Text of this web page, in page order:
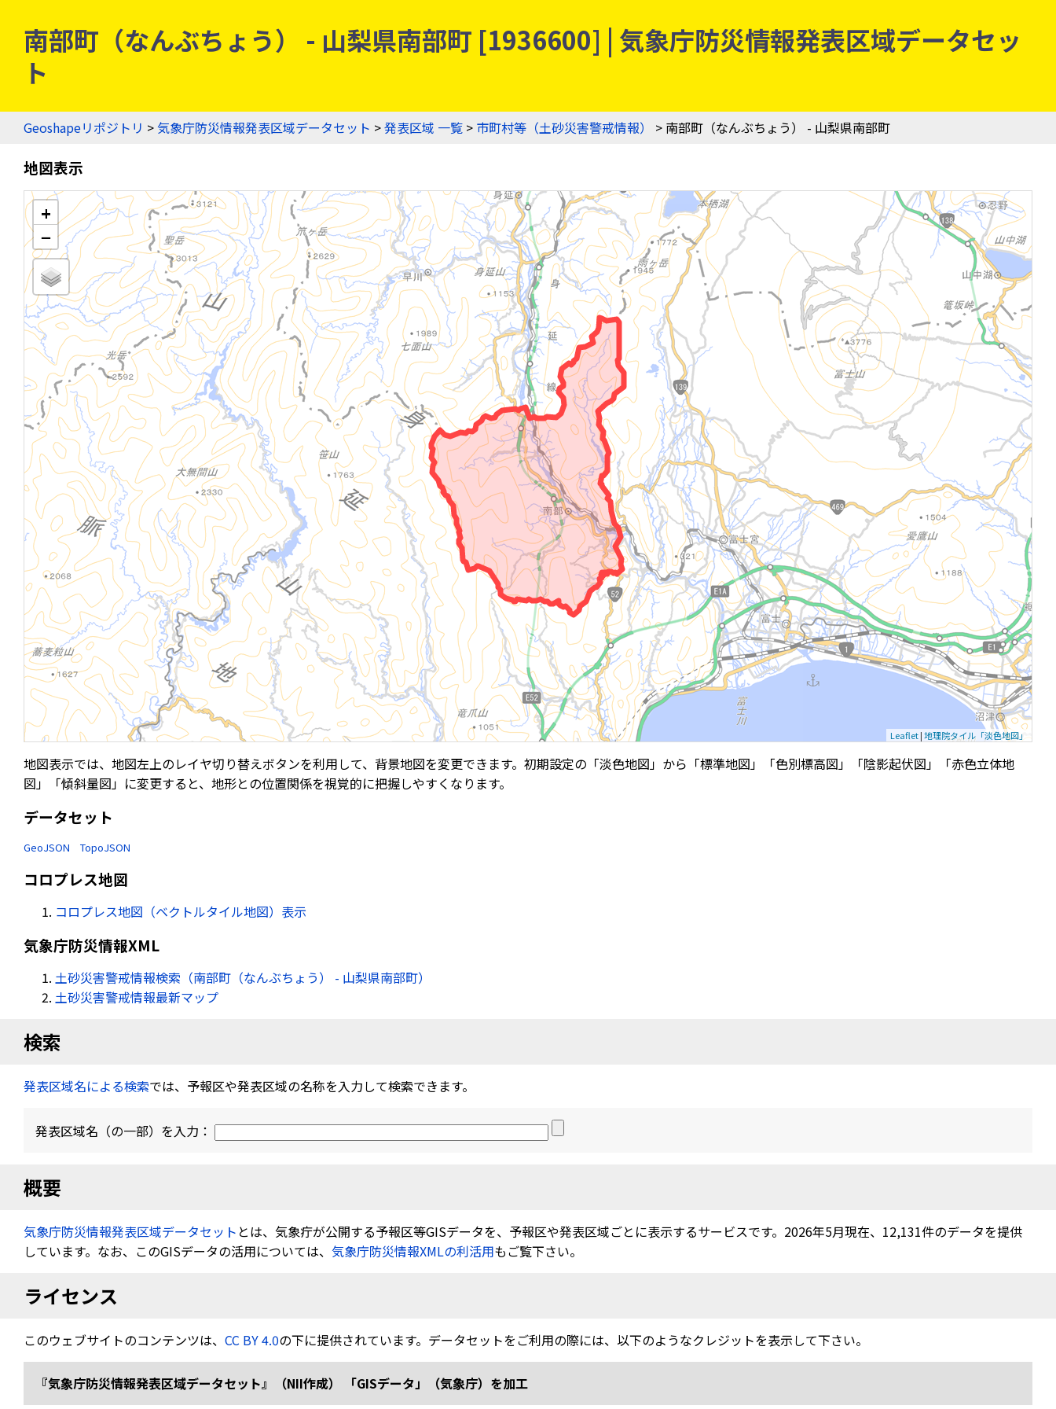
南部町（なんぶちょう） - 山梨県南部町 [1936600] | 気象庁防災情報発表区域データセッ
ト
Geoshapeリポジトリ >気象庁防災情報発表区域データセット >発表区域 一覧 > 市町村等（土砂災害警戒情報） > 南部町（なんぶちょう） - 山梨県南部町
地図表示
+
−
Leaflet|地理院タイル「淡色地図」
地図表示では、地図左上のレイヤ切り替えボタンを利用して、背景地図を変更できます。初期設定の「淡色地図」から「標準地図」「色別標高図」「陰影起伏図」「赤色立体地
図」「傾斜量図」に変更すると、地形との位置関係を視覚的に把握しやすくなります。
データセット
GeoJSON TopoJSON
コロプレス地図
コロプレス地図（ベクトルタイル地図）表示
気象庁防災情報XML
土砂災害警戒情報検索（南部町（なんぶちょう） - 山梨県南部町）
土砂災害警戒情報最新マップ
検索
発表区域名による検索では、予報区や発表区域の名称を入力して検索できます。
発表区域名（の一部）を入力：
概要
気象庁防災情報発表区域データセット とは、気象疔が公開する予報区等GISデータを、予報区や発表区域ごとに表示するサービスです。2026年5月現在、12,131件のデータを提供
しています。なお、このGISデータの活用については、 気象庁防災情報XMLの利活用もご覧下さい。
ライセンス
このウェブサイトのコンテンツは、 CC BY 4.0の下に提供されています。データセットをご利用の際には、以下のようなクレジットを表示して下さい。
『気象庁防災情報発表区域データセット』（NII作成） 「GISデータ」（気象庁）を加工